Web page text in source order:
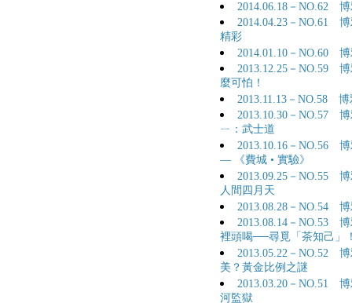
2014.06.18－NO.62
2014.04.23－NO.61
精彩
2014.01.10－NO.60
2013.12.25－NO.59
麼可怕！
2013.11.13－NO.58
2013.10.30－NO.57
ㄧ：武士道
2013.10.16－NO.56
— 《費城 • 實驗》
2013.09.25－NO.55
人間四月天
2013.08.28－NO.54
2013.08.14－NO.53
裡頭喝──尋覓「茶知己」
2013.05.22－NO.52
美？黃金比例之謎
2013.03.20－NO.51
河監獄